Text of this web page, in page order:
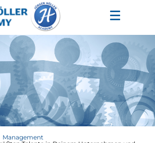
Management